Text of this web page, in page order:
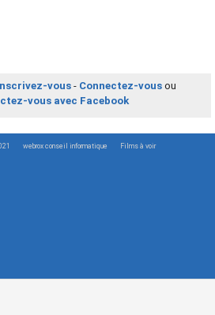
vous- Connectez-vousou
vous avec Facebook
webrox conseil informatique Films à voir